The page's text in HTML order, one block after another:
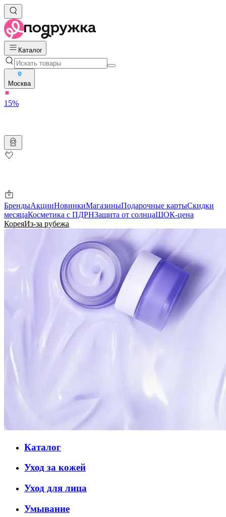
Каталог
Москва
15%
БрендыАкцииНовинкиМагазиныПодарочные картыСкидки
месяцаКосметика с ПДРНЗащита от солнцаШОК-цена
КореяИз-за рубежа
Каталог
Уход за кожей
Уход для лица
Умывание